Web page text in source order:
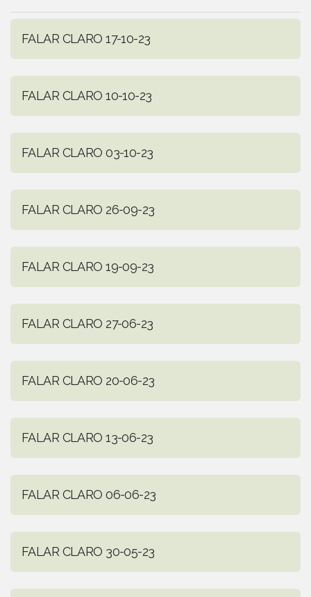
FALAR CLARO 17-10-23
FALAR CLARO 10-10-23
FALAR CLARO 03-10-23
FALAR CLARO 26-09-23
FALAR CLARO 19-09-23
FALAR CLARO 27-06-23
FALAR CLARO 20-06-23
FALAR CLARO 13-06-23
FALAR CLARO 06-06-23
FALAR CLARO 30-05-23